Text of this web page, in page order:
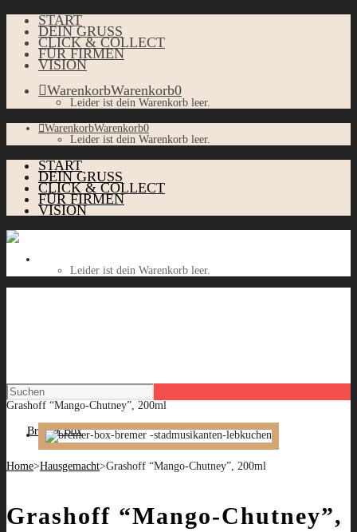
START
DEIN GRUSS
CLICK & COLLECT
FÜR FIRMEN
VISION
WarenkorbWarenkorb0
Leider ist dein Warenkorb leer.
WarenkorbWarenkorb0
Leider ist dein Warenkorb leer.
START
DEIN GRUSS
CLICK & COLLECT
FÜR FIRMEN
VISION
Leider ist dein Warenkorb leer.
Grashoff “Mango-Chutney”, 200ml
Home>Hausgemacht>Grashoff “Mango-Chutney”, 200ml
Grashoff “Mango-Chutney”,